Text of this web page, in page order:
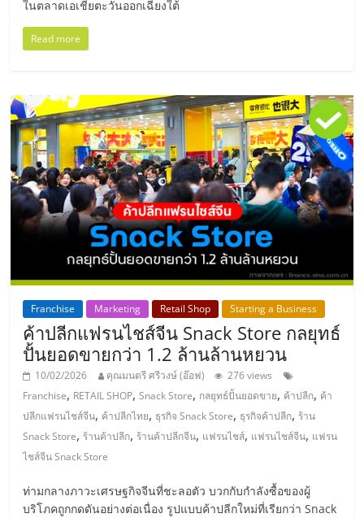
รน
ไชส์
แฟ
รน
ไชส์
ขาย
หน้า
บ้าน
ลงทุน
น้อย
คืน
ทุน
ในตลาดเอเชียตะวันออกเฉียงใต้
Read more
Franchise Marketing Retail Shop Starting a Business
ค้าปลีกแฟรนไชส์จีน Snack Store กลยุทธ์
ปั้นยอดขายกว่า 1.2 ล้านล้านหยวน
10/02/2026 คุณมนตรี ศรีวงษ์ (อ๊อฟ)
276 views
Franchise, RETAIL SHOP,Snack Store, กลยุทธ์ปั้นยอดขาย, ค้าปลีก, ค้า
ปลีกแฟรนไชส์จีน, ค้าปลีกไทย, ธุรกิจ Snack Store, ธุรกิจค้าปลีก, ร้าน
Snack Store, ร้านค้าปลีก, ร้านค้าปลีกจีน, แฟรนไชส์, แฟรนไชส์จีน, แฟรน
ไชส์จีน Snack Store
ท่ามกลางภาวะเศรษฐกิจจีนที่ชะลอตัว บวกกับกำลังซื้อของผู้
บริโภคถูกกดดันอย่างต่อเนื่อง รูปแบบค้าปลีกใหม่ที่เรียกว่า Snack